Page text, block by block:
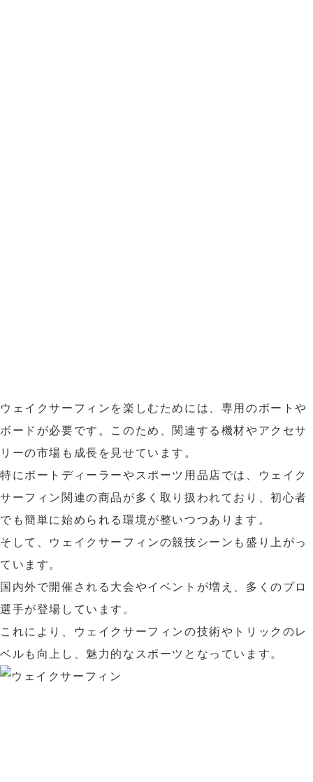
ウェイクサーフィンを楽しむためには、専用のボートや
ボードが必要です。このため、関連する機材やアクセサ
リーの市場も成長を見せています。
特にボートディーラーやスポーツ用品店では、ウェイク
サーフィン関連の商品が多く取り扱われており、初心者
でも簡単に始められる環境が整いつつあります。
そして、ウェイクサーフィンの競技シーンも盛り上がっ
ています。
国内外で開催される大会やイベントが増え、多くのプロ
選手が登場しています。
これにより、ウェイクサーフィンの技術やトリックのレ
ベルも向上し、魅力的なスポーツとなっています。